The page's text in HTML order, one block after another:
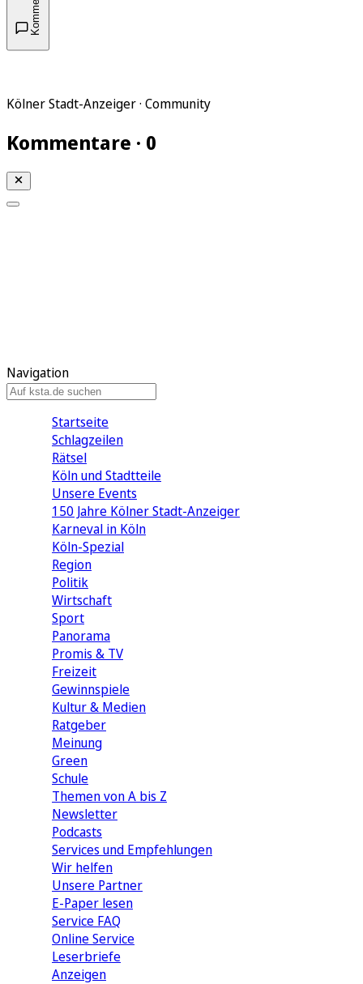
Kölner Stadt-Anzeiger · Community
Kommentare · 0
Navigation
Startseite
Schlagzeilen
Rätsel
Köln und Stadtteile
Unsere Events
150 Jahre Kölner Stadt-Anzeiger
Karneval in Köln
Köln-Spezial
Region
Politik
Wirtschaft
Sport
Panorama
Promis & TV
Freizeit
Gewinnspiele
Kultur & Medien
Ratgeber
Meinung
Green
Schule
Themen von A bis Z
Newsletter
Podcasts
Services und Empfehlungen
Wir helfen
Unsere Partner
E-Paper lesen
Service FAQ
Online Service
Leserbriefe
Anzeigen